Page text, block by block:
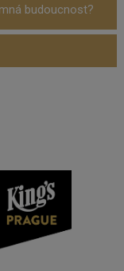
budoucnost?